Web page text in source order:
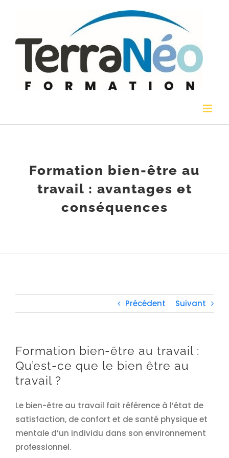
Formation bien-être au
travail : avantages et
conséquences
Précédent Suivant
Formation bien-être au travail :
Qu’est-ce que le bien être au
travail ?
Le bien-être au travail fait référence à l’état de
satisfaction, de confort et de santé physique et
mentale d’un individu dans son environnement
professionnel.